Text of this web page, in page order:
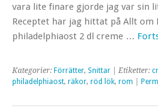
vara lite finare gjorde jag var sin
Receptet har jag hittat på Allt om
philadelphiaost 2 dl creme …
Kategorier: Förrätter, Snittar | Etiketter:
philadelphiaost, räkor, röd lök, rom